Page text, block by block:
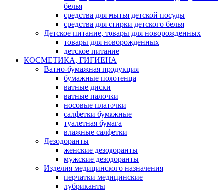
белья
средства для мытья детской посуды
средства для стирки детского белья
Детское питание, товары для новорожденных
товары для новорожденных
детское питание
КОСМЕТИКА, ГИГИЕНА
Ватно-бумажная продукция
бумажные полотенца
ватные диски
ватные палочки
носовые платочки
салфетки бумажные
туалетная бумага
влажные салфетки
Дезодоранты
женские дезодоранты
мужские дезодоранты
Изделия медицинского назначения
перчатки медицинские
лубриканты